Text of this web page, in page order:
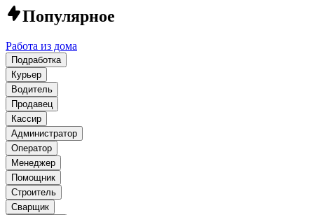
Популярное
Работа из дома
Подработка
Курьер
Водитель
Продавец
Кассир
Администратор
Оператор
Менеджер
Помощник
Строитель
Сварщик